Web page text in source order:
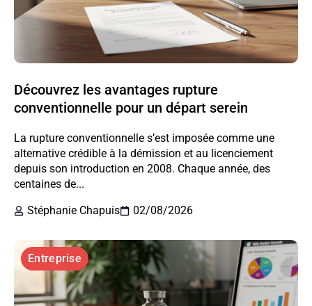
Découvrez les avantages rupture
conventionnelle pour un départ serein
La rupture conventionnelle s’est imposée comme une
alternative crédible à la démission et au licenciement
depuis son introduction en 2008. Chaque année, des
centaines de...
Stéphanie Chapuis
02/08/2026
Entreprise